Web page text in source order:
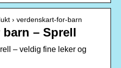
› verdenskart-for-barn
– Sprell
– veldig fine leker og